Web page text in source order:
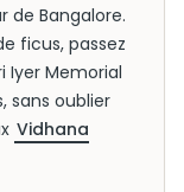
Bangalore.
ficus, passez
Iyer Memorial
sans oublier
Vidhana